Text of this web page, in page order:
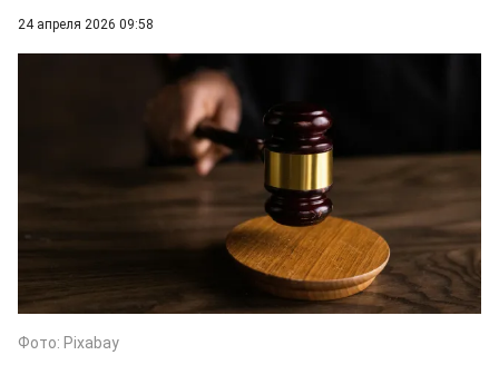
24 апреля 2026 09:58
Фото: Pixabay